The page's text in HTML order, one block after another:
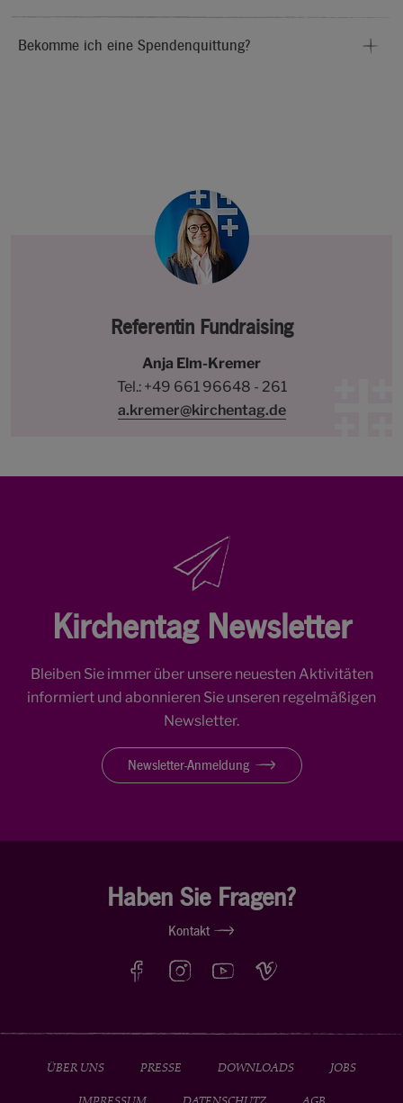
Bekomme ich eine Spendenquittung?
Referentin Fundraising
Anja Elm-Kremer
Tel.: +49 661 96648 - 261
a.kremer@kirchentag.de
Kirchentag Newsletter
Bleiben Sie immer über unsere neuesten Aktivitäten
informiert und abonnieren Sie unseren regelmäßigen
Newsletter.
Newsletter-Anmeldung
Haben Sie Fragen?
Kontakt
ÜBER UNS PRESSE DOWNLOADS JOBS